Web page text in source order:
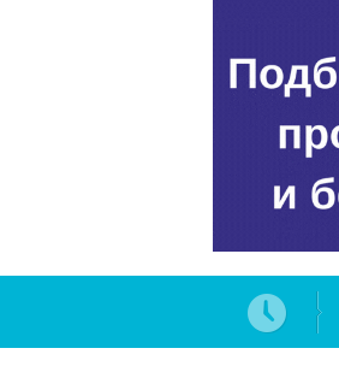
в юридических